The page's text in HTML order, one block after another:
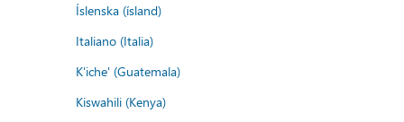
Íslenska (ísland)
Italiano (Italia)
K'iche' (Guatemala)
Kiswahili (Kenya)